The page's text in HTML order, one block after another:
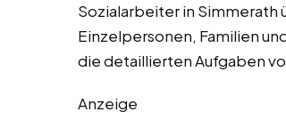
Sozialarbeiter in Simmerath
Einzelpersonen, Familien
die detaillierten Aufgaben
Anzeige